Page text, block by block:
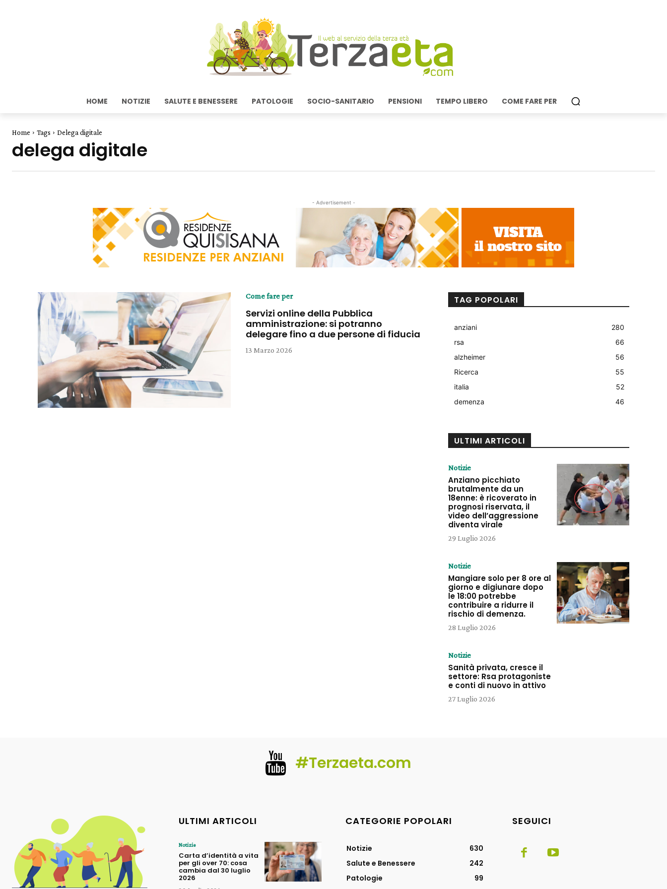
HOME NOTIZIE SALUTE E BENESSERE PATOLOGIE SOCIO-SANITARIO PENSIONI TEMPO LIBERO COME FARE PER
Home Tags Delega digitale
delega digitale
- Advertisement -
Come fare per
Servizi online della Pubblica
amministrazione: si potranno
delegare fino a due persone di fiducia
13 Marzo 2026
TAG POPOLARI
anziani
280
rsa
66
alzheimer
56
Ricerca
55
italia
52
demenza
46
ULTIMI ARTICOLI
Notizie
Anziano picchiato
brutalmente da un
18enne: è ricoverato in
prognosi riservata, il
video dell’aggressione
diventa virale
29 Luglio 2026
Notizie
Mangiare solo per 8 ore al
giorno e digiunare dopo
le 18:00 potrebbe
contribuire a ridurre il
rischio di demenza.
28 Luglio 2026
Notizie
Sanità privata, cresce il
settore: Rsa protagoniste
e conti di nuovo in attivo
27 Luglio 2026
#Terzaeta.com
ULTIMI ARTICOLI
Notizie
Carta d’identità a vita
per gli over 70: cosa
cambia dal 30 luglio
2026
CATEGORIE POPOLARI
Notizie
630
Salute e Benessere
242
Patologie
99
SEGUICI